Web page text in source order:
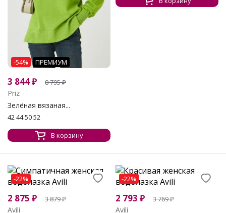
-54% ПРЕМИУМ
3 844₽ 8 795₽
Priz
Зелёная вязаная...
42 44 50 52
В корзину
-22%
2 875 ₽ 3 879₽
Avili
-22%
2 793 ₽ 3 769₽
Avili